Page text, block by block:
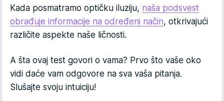
Kada posmatramo optičku iluziju, naša podsvest
obrađuje informacije na određeni način, otkrivajući
različite aspekte naše ličnosti.
A šta ovaj test govori o vama? Prvo što vaše oko
vidi daće vam odgovore na sva vaša pitanja.
Slušajte svoju intuiciju!